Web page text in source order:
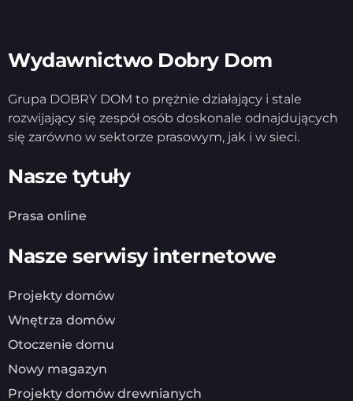
Wydawnictwo Dobry Dom
Grupa DOBRY DOM to prężnie działający i stale
rozwijający się zespół osób doskonale odnajdujących
się zarówno w sektorze prasowym, jak i w sieci.
Nasze tytuły
Prasa online
Nasze serwisy internetowe
Projekty domów
Wnętrza domów
Otoczenie domu
Nowy magazyn
Projekty domów drewnianych